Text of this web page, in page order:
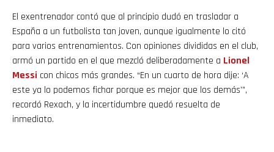
El exentrenador contó que al principio dudó en trasladar a
España a un futbolista tan joven, aunque igualmente lo citó
para varios entrenamientos. Con opiniones divididas en el club,
armó un partido en el que mezcló deliberadamente a Lionel
Messi con chicos más grandes. “En un cuarto de hora dije: ‘A
este ya lo podemos fichar porque es mejor que los demás’”,
recordó Rexach, y la incertidumbre quedó resuelta de
inmediato.